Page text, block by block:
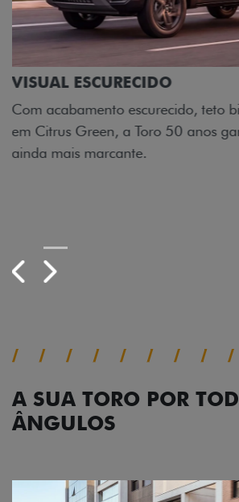
ADESIVOS ESTILIZADOS
Os adesivos aplicados no capô e
reforçam a identidade única dessa
comemorativa.
ÂNGULOS